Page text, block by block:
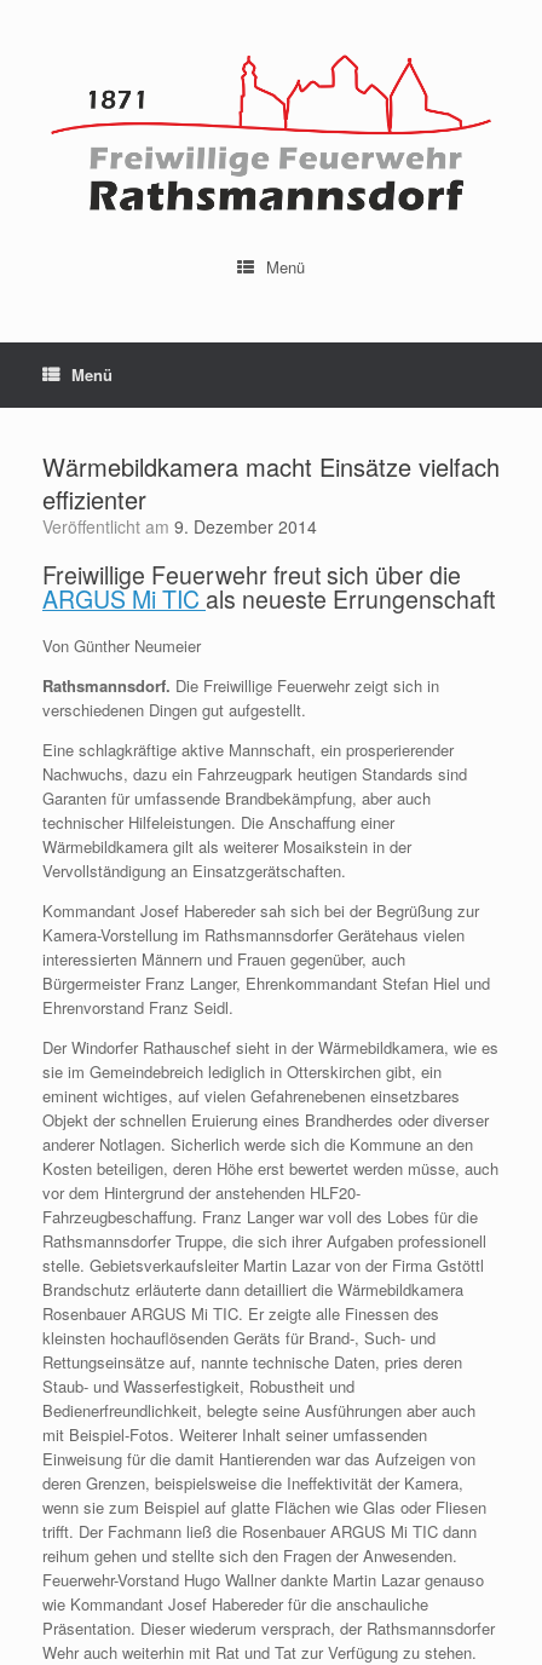
Menü
Menü
Wärmebildkamera macht Einsätze vielfach
effizienter
Veröffentlicht am 9. Dezember 2014
Freiwillige Feuerwehr freut sich über die
ARGUS Mi TIC als neueste Errungenschaft
Von Günther Neumeier
Rathsmannsdorf. Die Freiwillige Feuerwehr zeigt sich in
verschiedenen Dingen gut aufgestellt.
Eine schlagkräftige aktive Mannschaft, ein prosperierender
Nachwuchs, dazu ein Fahrzeugpark heutigen Standards sind
Garanten für umfassende Brandbekämpfung, aber auch
technischer Hilfeleistungen. Die Anschaffung einer
Wärmebildkamera gilt als weiterer Mosaikstein in der
Vervollständigung an Einsatzgerätschaften.
Kommandant Josef Habereder sah sich bei der Begrüßung zur
Kamera-Vorstellung im Rathsmannsdorfer Gerätehaus vielen
interessierten Männern und Frauen gegenüber, auch
Bürgermeister Franz Langer, Ehrenkommandant Stefan Hiel und
Ehrenvorstand Franz Seidl.
Der Windorfer Rathauschef sieht in der Wärmebildkamera, wie es
sie im Gemeindebreich lediglich in Otterskirchen gibt, ein
eminent wichtiges, auf vielen Gefahrenebenen einsetzbares
Objekt der schnellen Eruierung eines Brandherdes oder diverser
anderer Notlagen. Sicherlich werde sich die Kommune an den
Kosten beteiligen, deren Höhe erst bewertet werden müsse, auch
vor dem Hintergrund der anstehenden HLF20-
Fahrzeugbeschaffung. Franz Langer war voll des Lobes für die
Rathsmannsdorfer Truppe, die sich ihrer Aufgaben professionell
stelle. Gebietsverkaufsleiter Martin Lazar von der Firma Gstöttl
Brandschutz erläuterte dann detailliert die Wärmebildkamera
Rosenbauer ARGUS Mi TIC. Er zeigte alle Finessen des
kleinsten hochauflösenden Geräts für Brand-, Such- und
Rettungseinsätze auf, nannte technische Daten, pries deren
Staub- und Wasserfestigkeit, Robustheit und
Bedienerfreundlichkeit, belegte seine Ausführungen aber auch
mit Beispiel-Fotos. Weiterer Inhalt seiner umfassenden
Einweisung für die damit Hantierenden war das Aufzeigen von
deren Grenzen, beispielsweise die Ineffektivität der Kamera,
wenn sie zum Beispiel auf glatte Flächen wie Glas oder Fliesen
trifft. Der Fachmann ließ die Rosenbauer ARGUS Mi TIC dann
reihum gehen und stellte sich den Fragen der Anwesenden.
Feuerwehr-Vorstand Hugo Wallner dankte Martin Lazar genauso
wie Kommandant Josef Habereder für die anschauliche
Präsentation. Dieser wiederum versprach, der Rathsmannsdorfer
Wehr auch weiterhin mit Rat und Tat zur Verfügung zu stehen.